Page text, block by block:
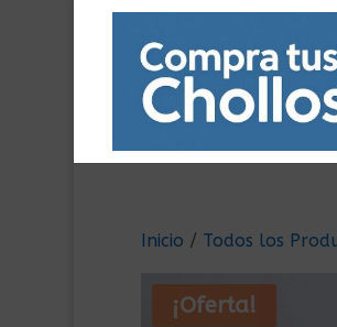
Inicio / Todos los
¡Oferta!